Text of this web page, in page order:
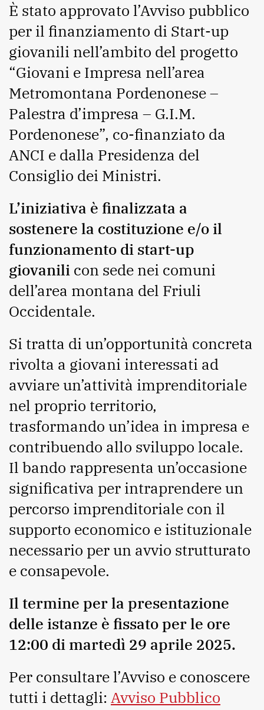
È stato approvato l’Avviso pubblico
per il finanziamento di Start-up
giovanili nell’ambito del progetto
“Giovani e Impresa nell’area
Metromontana Pordenonese –
Palestra d’impresa – G.I.M.
Pordenonese”, co-finanziato da
ANCI e dalla Presidenza del
Consiglio dei Ministri.
L’iniziativa è finalizzata a
sostenere la costituzione e/o il
funzionamento di start-up
giovanili con sede nei comuni
dell’area montana del Friuli
Occidentale.
Si tratta di un’opportunità concreta
rivolta a giovani interessati ad
avviare un’attività imprenditoriale
nel proprio territorio,
trasformando un’idea in impresa e
contribuendo allo sviluppo locale.
Il bando rappresenta un’occasione
significativa per intraprendere un
percorso imprenditoriale con il
supporto economico e istituzionale
necessario per un avvio strutturato
e consapevole.
Il termine per la presentazione
delle istanze è fissato per le ore
12:00 di martedì 29 aprile 2025.
Per consultare l’Avviso e conoscere
tutti i dettagli: Avviso Pubblico